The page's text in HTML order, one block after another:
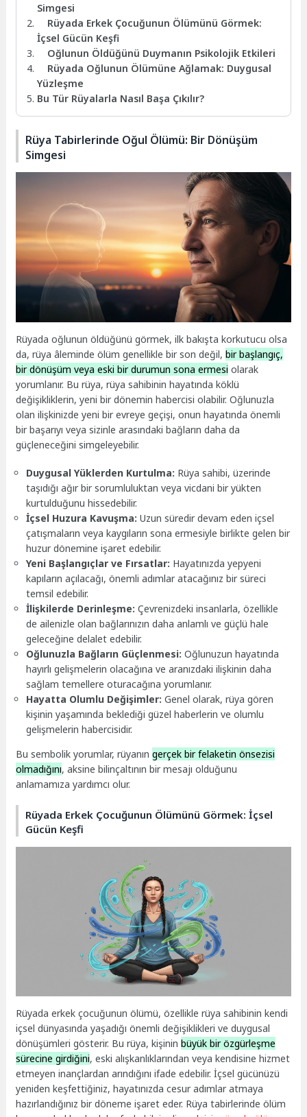
Simgesi
Rüyada Erkek Çocuğunun Ölümünü Görmek:
İçsel Gücün Keşfi
Oğlunun Öldüğünü Duymanın Psikolojik Etkileri
Rüyada Oğlunun Ölümüne Ağlamak: Duygusal
Yüzleşme
Bu Tür Rüyalarla Nasıl Başa Çıkılır?
Rüya Tabirlerinde Oğul Ölümü: Bir Dönüşüm
Simgesi
Rüyada oğlunun öldüğünü görmek, ilk bakışta korkutucu olsa
da, rüya âleminde ölüm genellikle bir son değil,bir başlangıç,
bir dönüşüm veya eski bir durumun sona ermesi olarak
yorumlanır. Bu rüya, rüya sahibinin hayatında köklü
değişikliklerin, yeni bir dönemin habercisi olabilir. Oğlunuzla
olan ilişkinizde yeni bir evreye geçişi, onun hayatında önemli
bir başarıyı veya sizinle arasındaki bağların daha da
güçleneceğini simgeleyebilir.
Duygusal Yüklerden Kurtulma: Rüya sahibi, üzerinde
taşıdığı ağır bir sorumluluktan veya vicdani bir yükten
kurtulduğunu hissedebilir.
İçsel Huzura Kavuşma: Uzun süredir devam eden içsel
çatışmaların veya kaygıların sona ermesiyle birlikte gelen bir
huzur dönemine işaret edebilir.
Yeni Başlangıçlar ve Fırsatlar: Hayatınızda yepyeni
kapıların açılacağı, önemli adımlar atacağınız bir süreci
temsil edebilir.
İlişkilerde Derinleşme: Çevrenizdeki insanlarla, özellikle
de ailenizle olan bağlarınızın daha anlamlı ve güçlü hale
geleceğine delalet edebilir.
Oğlunuzla Bağların Güçlenmesi: Oğlunuzun hayatında
hayırlı gelişmelerin olacağına ve aranızdaki ilişkinin daha
sağlam temellere oturacağına yorumlanır.
Hayatta Olumlu Değişimler: Genel olarak, rüya gören
kişinin yaşamında beklediği güzel haberlerin ve olumlu
gelişmelerin habercisidir.
Bu sembolik yorumlar, rüyanıngerçek bir felaketin önsezisi
olmadığını, aksine bilinçaltının bir mesajı olduğunu
anlamamıza yardımcı olur.
Rüyada Erkek Çocuğunun Ölümünü Görmek: İçsel
Gücün Keşfi
Rüyada erkek çocuğunun ölümü, özellikle rüya sahibinin kendi
içsel dünyasında yaşadığı önemli değişiklikleri ve duygusal
dönüşümleri gösterir. Bu rüya, kişininbüyük bir özgürleşme
sürecine girdiğini, eski alışkanlıklarından veya kendisine hizmet
etmeyen inançlardan arındığını ifade edebilir. İçsel gücünüzü
yeniden keşfettiğiniz, hayatınızda cesur adımlar atmaya
hazırlandığınız bir döneme işaret eder. Rüya tabirlerinde ölüm